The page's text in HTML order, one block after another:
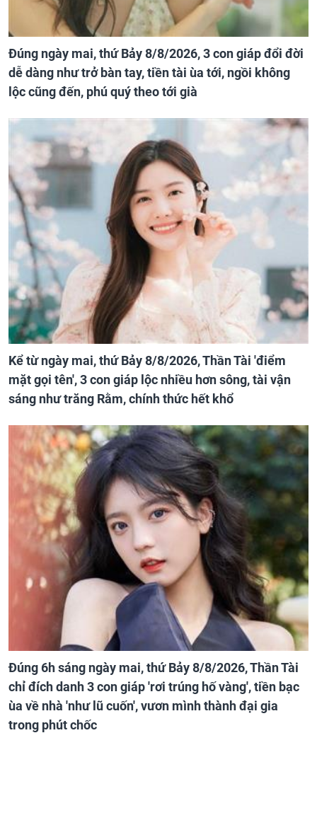
Đúng ngày mai, thứ Bảy 8/8/2026, 3 con giáp đổi đời
dễ dàng như trở bàn tay, tiền tài ùa tới, ngồi không
lộc cũng đến, phú quý theo tới già
Kể từ ngày mai, thứ Bảy 8/8/2026, Thần Tài 'điểm
mặt gọi tên', 3 con giáp lộc nhiều hơn sông, tài vận
sáng như trăng Rằm, chính thức hết khổ
Đúng 6h sáng ngày mai, thứ Bảy 8/8/2026, Thần Tài
chỉ đích danh 3 con giáp 'rơi trúng hố vàng', tiền bạc
ùa về nhà 'như lũ cuốn', vươn mình thành đại gia
trong phút chốc